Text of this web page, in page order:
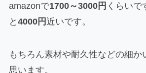
amazonで1700～3000円 くらいで
と 4000円近いです。
もちろん素材や耐久性などの細か
思います。